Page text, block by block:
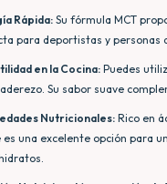
Rápida: Su fórmula MCT
para deportistas y personas
en la Cocina:Puedes
Su sabor suave
Nutricionales: Rico en
es una excelente opción para